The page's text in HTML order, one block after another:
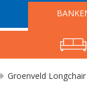
Groenveld